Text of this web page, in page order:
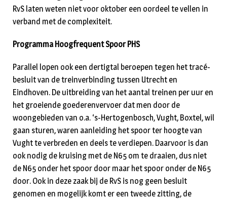
RvS laten weten niet voor oktober een oordeel te vellen in
verband met de complexiteit.
Programma Hoogfrequent Spoor PHS
Parallel lopen ook een dertigtal beroepen tegen het tracé-
besluit van de treinverbinding tussen Utrecht en
Eindhoven. De uitbreiding van het aantal treinen per uur en
het groeiende goederenvervoer dat men door de
woongebieden van o.a. ‘s-Hertogenbosch, Vught, Boxtel, wil
gaan sturen, waren aanleiding het spoor ter hoogte van
Vught te verbreden en deels te verdiepen. Daarvoor is dan
ook nodig de kruising met de N65 om te draaien, dus niet
de N65 onder het spoor door maar het spoor onder de N65
door. Ook in deze zaak bij de RvS is nog geen besluit
genomen en mogelijk komt er een tweede zitting, de